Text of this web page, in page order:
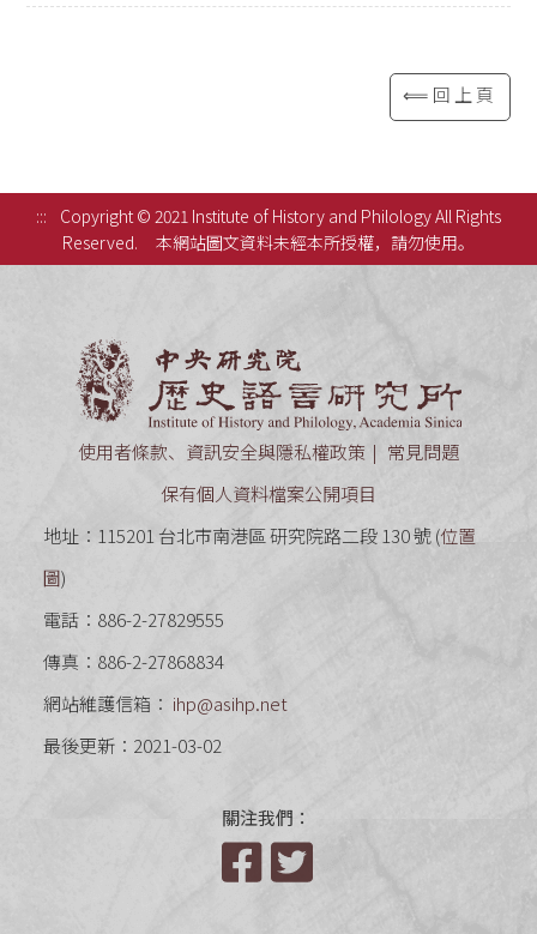
⟸回上頁
:::
Copyright © 2021 Institute of History and Philology All Rights
Reserved.
本網站圖文資料未經本所授權，請勿使用。
使用者條款、資訊安全與隱私權政策
常見問題
保有個人資料檔案公開項目
地址：115201 台北市南港區 研究院路二段 130 號 (位置
圖)
電話：886-2-27829555
傳真：886-2-27868834
網站維護信箱： ihp@asihp.net
最後更新：2021-03-02
關注我們：
Facebook